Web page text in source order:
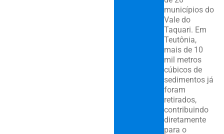
municípios do
Vale do
Taquari. Em
Teutônia,
mais de 10
mil metros
cúbicos de
sedimentos já
foram
retirados,
contribuindo
diretamente
para o